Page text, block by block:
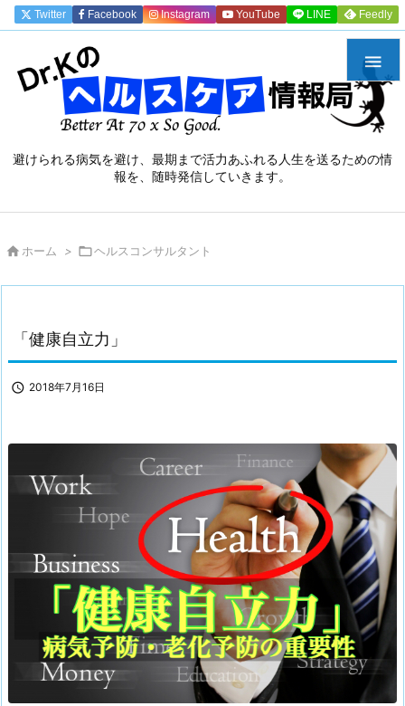
避けられる病気を避け、最期まで活力あふれる人生を送るための情
報を、随時発信していきます。

Twitter Facebook Instagram YouTube LINE Feedly
 ホーム > ヘルスコンサルタント
「健康自立力」
 2018年7月16日